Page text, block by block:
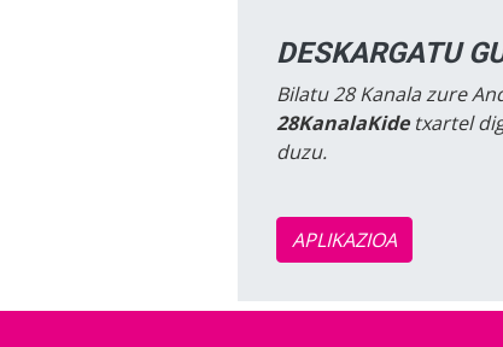
DESKARGATU
Bilatu 28 Kanala zure
28KanalaKidetxartel
duzu.
APLIKAZIOA